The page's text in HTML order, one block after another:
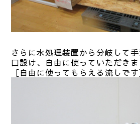
さらに水処理装置から分岐して
口設け、自由に使っていただきま
［自由に使ってもらえる流しです